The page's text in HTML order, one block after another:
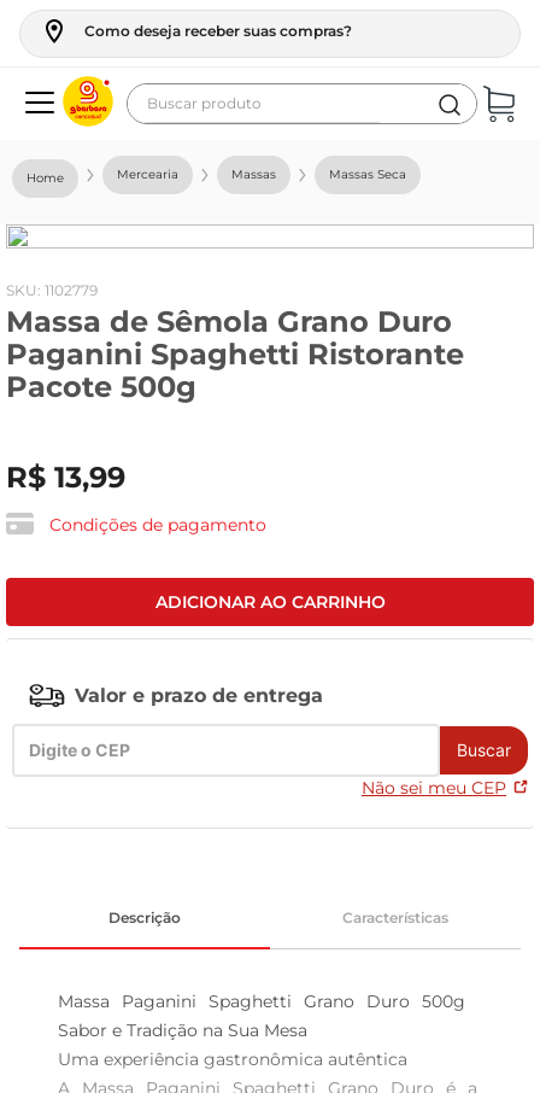
Como deseja receber suas compras?
Buscar produto
Mercearia Massas Massas Seca
: 1102779
Massa de Sêmola Grano Duro
Paganini Spaghetti Ristorante
Pacote 500g
R$ 13,99
Condições de pagamento
ADICIONAR AO CARRINHO
Valor e prazo de entrega
Buscar
Não sei meu CEP
Descrição Características
Massa Paganini Spaghetti Grano Duro 500g
Sabor e Tradição na Sua Mesa
Uma experiência gastronômica autêntica
A Massa Paganini Spaghetti Grano Duro é a
geladeira
fogao
café
cerveja
vinho
leite pó
celular